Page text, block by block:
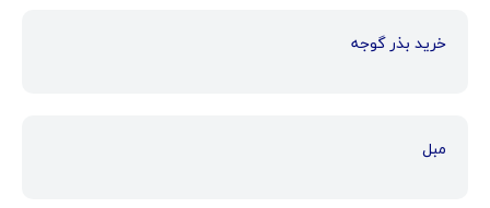
خرید بذر گوجه
مبل